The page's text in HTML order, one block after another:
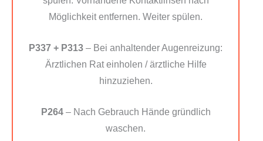
Möglichkeit entfernen. Weiter spülen.
P337 + P313 – Bei anhaltender Augenreizung:
Ärztlichen Rat einholen / ärztliche Hilfe
hinzuziehen.
P264– Nach Gebrauch Hände gründlich
waschen.